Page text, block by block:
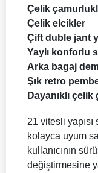
Çelik
Çelik elcikler
Çift duble jant
Yaylı konforlu
Arka bagaj
Şık retro
Dayanıklı çelik
21 vitesli
kolayca uyum
kullanıcının
değiştirmesine